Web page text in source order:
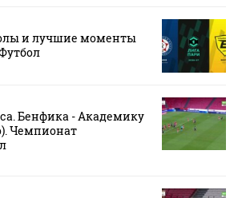
и лучшие моменты
Бенфика - Академику
Чемпионат